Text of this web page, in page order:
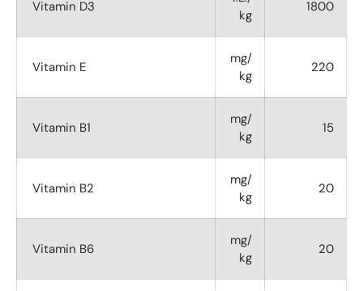
Vitamin D3
kg
1800
Vitamin E
mg/
kg
220
Vitamin B1
mg/
kg
15
Vitamin B2
mg/
kg
20
Vitamin B6
mg/
kg
20